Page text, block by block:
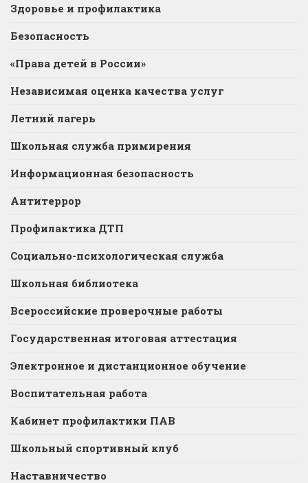
Здоровье и профилактика
Безопасность
«Права детей в России»
Независимая оценка качества услуг
Летний лагерь
Школьная служба примирения
Информационная безопасность
Антитеррор
Профилактика ДТП
Социально-психологическая служба
Школьная библиотека
Всероссийские проверочные работы
Государственная итоговая аттестация
Электронное и дистанционное обучение
Воспитательная работа
Кабинет профилактики ПАВ
Школьный спортивный клуб
Наставничество